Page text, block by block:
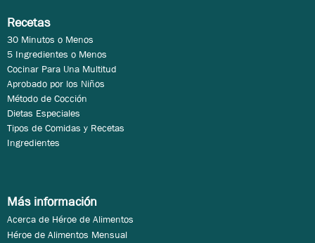
Recetas
30 Minutos o Menos
5 Ingredientes o Menos
Cocinar Para Una Multitud
Aprobado por los Niños
Método de Cocción
Dietas Especiales
Tipos de Comidas y Recetas
Ingredientes
Más información
Acerca de Héroe de Alimentos
Héroe de Alimentos Mensual